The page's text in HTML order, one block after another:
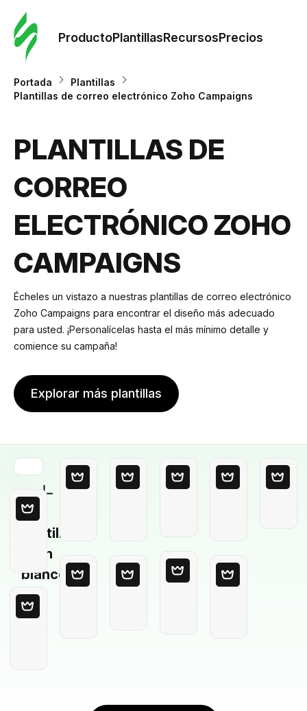
ProductoPlantillasRecursosPrecios
Portada
Plantillas
Plantillas de correo electrónico Zoho Campaigns
PLANTILLAS DE
CORREO
ELECTRÓNICO ZOHO
CAMPAIGNS
Écheles un vistazo a nuestras plantillas de correo electrónico
Zoho Campaigns para encontrar el diseño más adecuado
para usted. ¡Personalícelas hasta el más mínimo detalle y
comience su campaña!
Explorar más plantillas
Plantilla
en
blanco